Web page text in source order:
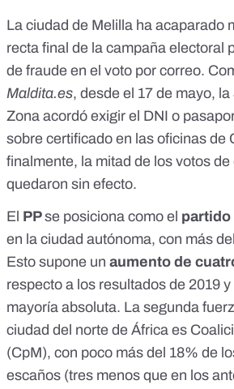
La ciudad de Melilla ha acaparado
recta final de la campaña electoral
de fraude en el voto por correo.
Maldita.es, desde el 17 de mayo,
Zona acordó exigir el DNI o
sobre certificado en las oficinas de
finalmente, la mitad de los votos
quedaron sin efecto.
El PPse posiciona como el partido
en la ciudad autónoma, con más
Esto supone un aumento de
respecto a los resultados de 2019
mayoría absoluta. La segunda
ciudad del norte de África es
(CpM), con poco más del 18% de
escaños (tres menos que en los